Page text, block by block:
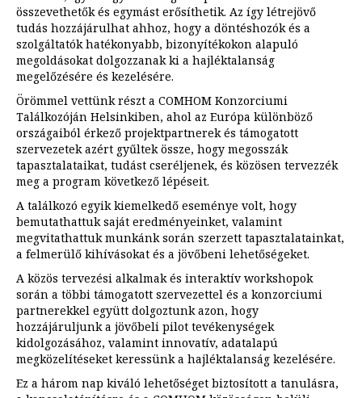
összevethetők és egymást erősíthetik. Az így létrejövő
tudás hozzájárulhat ahhoz, hogy a döntéshozók és a
szolgáltatók hatékonyabb, bizonyítékokon alapuló
megoldásokat dolgozzanak ki a hajléktalanság
megelőzésére és kezelésére.
Örömmel vettünk részt a COMHOM Konzorciumi
Találkozóján Helsinkiben, ahol az Európa különböző
országaiból érkező projektpartnerek és támogatott
szervezetek azért gyűltek össze, hogy megosszák
tapasztalataikat, tudást cseréljenek, és közösen tervezzék
meg a program következő lépéseit.
A találkozó egyik kiemelkedő eseménye volt, hogy
bemutathattuk saját eredményeinket, valamint
megvitathattuk munkánk során szerzett tapasztalatainkat,
a felmerülő kihívásokat és a jövőbeni lehetőségeket.
A közös tervezési alkalmak és interaktív workshopok
során a többi támogatott szervezettel és a konzorciumi
partnerekkel együtt dolgoztunk azon, hogy
hozzájáruljunk a jövőbeli pilot tevékenységek
kidolgozásához, valamint innovatív, adatalapú
megközelítéseket keressünk a hajléktalanság kezelésére.
Ez a három nap kiváló lehetőséget biztosított a tanulásra,